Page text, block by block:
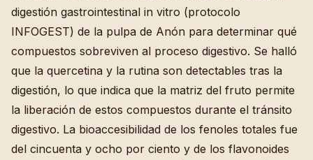
digestión gastrointestinal in vitro (protocolo
INFOGEST) de la pulpa de Anón para determinar qué
compuestos sobreviven al proceso digestivo. Se halló
que la quercetina y la rutina son detectables tras la
digestión, lo que indica que la matriz del fruto permite
la liberación de estos compuestos durante el tránsito
digestivo. La bioaccesibilidad de los fenoles totales fue
del cincuenta y ocho por ciento y de los flavonoides